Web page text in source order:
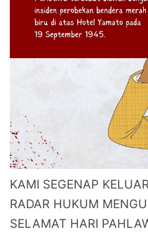
KAMI SEGENAP
RADAR HUKUM
SELAMAT HARI